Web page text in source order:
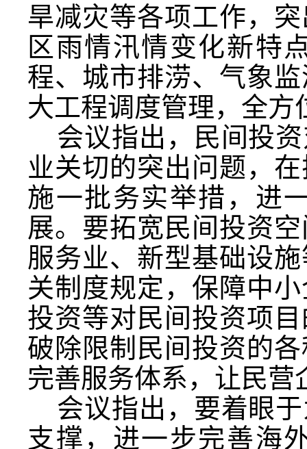
旱减灾等各项工作，
区雨情汛情变化新特
程、城市排涝、气象
大工程调度管理，全
会议指出，民间投
业关切的突出问题，
施一批务实举措，进
展。要拓宽民间投资
服务业、新型基础设
关制度规定，保障中
投资等对民间投资项
破除限制民间投资的
完善服务体系，让民
会议指出，要着眼
支撑，进一步完善海